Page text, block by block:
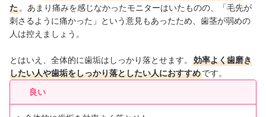
た 。あまり痛みを感じなかったモニターはいたものの、「毛先が
刺さるように痛かった」という意見もあったため、歯茎が弱めの
人は控えましょう。
とはいえ、全体的に歯垢はしっかり落とせます。
効率よく歯磨き
したい人や歯垢をしっかり落としたい人におすすめです。
良い